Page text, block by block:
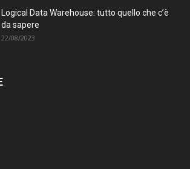
Logical Data Warehouse: tutto quello che c’è
da sapere
22/08/2023